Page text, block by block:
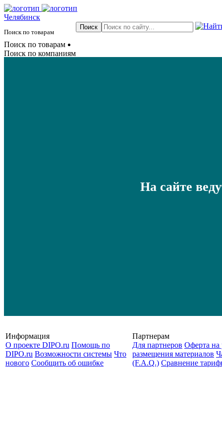
Челябинск
Поиск по товарам
Поиск по товарам
Поиск по компаниям
На сайте
Информация
О проекте DIPO.ru Помощь по
DIPO.ru Возможности системы Что
нового Сообщить об ошибке
Партнерам
Для партнеров Оферта на
размещения материалов
(F.A.Q.) Cравнение